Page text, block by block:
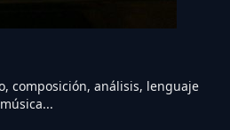
composición, análisis, lenguaje